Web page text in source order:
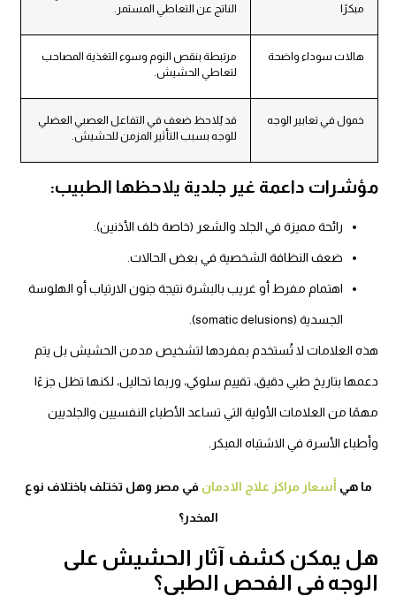
الناتج عن التعاطي المستمر.
هالات سوداء واضحة
مرتبطة بنقص النوم وسوء التغذية المصاحب
لتعاطي الحشيش.
خمول في تعابير الوجه
قد يُلاحظ ضعف في التفاعل العصبي العضلي
للوجه بسبب التأثير المزمن للحشيش.
داعمة غير جلدية يلاحظها الطبيب:
رائحة مميزة في الجلد والشعر (خاصة خلف الأذنين).
ضعف النظافة الشخصية في بعض الحالات.
اهتمام مفرط أو غريب بالبشرة نتيجة جنون الارتياب أو الهلوسة
الجسدية (somatic delusions).
العلامات لا تُستخدم بمفردها لتشخيص مدمن الحشيش بل يتم
بتاريخ طبي دقيق، تقييم سلوكي، وربما تحاليل، لكنها تظل جزءًا
من العلامات الأولية التي تساعد الأطباء النفسيين والجلديين
الأسرة في الاشتباه المبكر.
ما هي أسعار مراكز علاج الادمانفي مصر وهل تختلف باختلاف نوع
المخدر؟
يمكن كشف آثار الحشيش على
في الفحص الطبي؟